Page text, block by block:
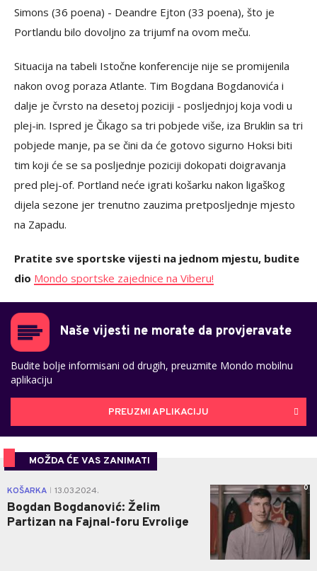
Simons (36 poena) - Deandre Ejton (33 poena), što je
Portlandu bilo dovoljno za trijumf na ovom meču.
Situacija na tabeli Istočne konferencije nije se promijenila
nakon ovog poraza Atlante. Tim Bogdana Bogdanovića i
dalje je čvrsto na desetoj poziciji - posljednjoj koja vodi u
plej-in. Ispred je Čikago sa tri pobjede više, iza Bruklin sa tri
pobjede manje, pa se čini da će gotovo sigurno Hoksi biti
tim koji će se sa posljednje poziciji dokopati doigravanja
pred plej-of. Portland neće igrati košarku nakon ligaškog
dijela sezone jer trenutno zauzima pretposljednje mjesto
na Zapadu.
Pratite sve sportske vijesti na jednom mjestu, budite
dio Mondo sportske zajednice na Viberu!
Naše vijesti ne morate da provjeravate
Budite bolje informisani od drugih, preuzmite Mondo mobilnu
aplikaciju
PREUZMI APLIKACIJU
MOŽDA ĆE VAS ZANIMATI
KOŠARKA 13.03.2024.
Bogdan Bogdanović: Želim
Partizan na Fajnal-foru Evrolige
0